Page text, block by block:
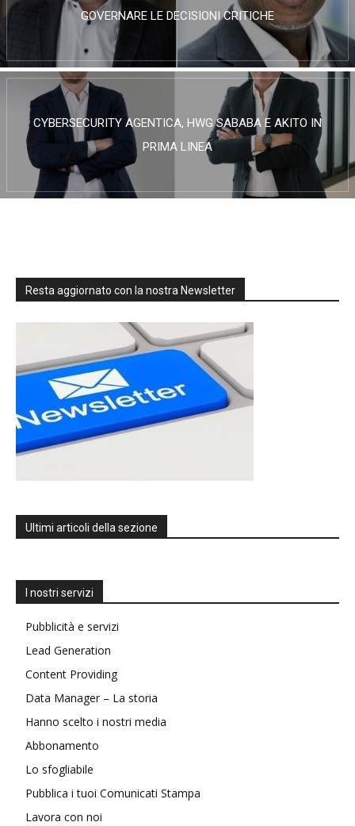
GOVERNARE LE DECISIONI CRITICHE
CYBERSECURITY AGENTICA, HWG SABABA E AKITO IN
PRIMA LINEA
Resta aggiornato con la nostra Newsletter
Ultimi articoli della sezione
I nostri servizi
Pubblicità e servizi
Lead Generation
Content Providing
Data Manager – La storia
Hanno scelto i nostri media
Abbonamento
Lo sfogliabile
Pubblica i tuoi Comunicati Stampa
Lavora con noi